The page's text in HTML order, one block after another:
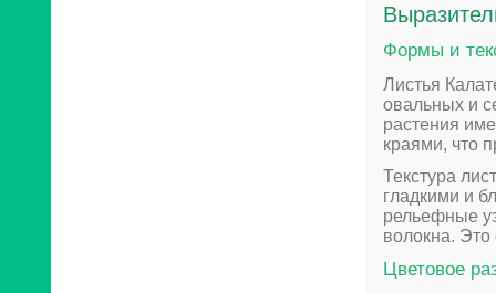
Формы и
Листья
овальных и
растения
краями, что
Текстура
гладкими и
рельефные
волокна. Это
Цветовое